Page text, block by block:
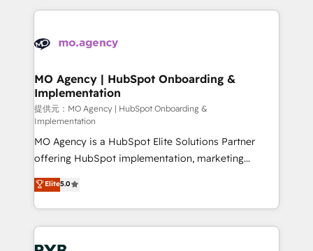
services are offered in both English & French.
onboarding from platforms like Salesforce, NetSuite,
WordPress and legacy CRMs, turning fragmented
architectures that accelerate revenue operations and
performance. - Multi-object CRM migration, cleanup,
and implementation. - Pre-built and custom
integrations across your full tech stack. - Custom
object setup, CMS builds, and full-funnel automation.
- Dashboards, lifecycle campaigns, and lead
nurturing sequences. - Cross-hub setup across
Marketing, Sales, Operations, and Service Hubs. -
Ongoing optimization, managed support, and
scalable retainers. Let’s make HubSpot your most
powerful growth engine. Built to convert, scale, and
MO Agency | HubSpot Onboarding &
Implementation
提供元：MO Agency | HubSpot Onboarding &
Implementation
MO Agency is a HubSpot Elite Solutions Partner
offering HubSpot implementation, marketing
automation, CRM and RevOps consulting, B2B SEO,
paid media, content marketing, AEO and GEO (AI
search optimisation), and HubSpot Content Hub and
WordPress development. We work with enterprise
and growth-led companies across technology,
Elite5.0